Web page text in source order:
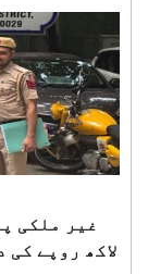
کہ شادی سے
کو سماجی
لاکھ روپے